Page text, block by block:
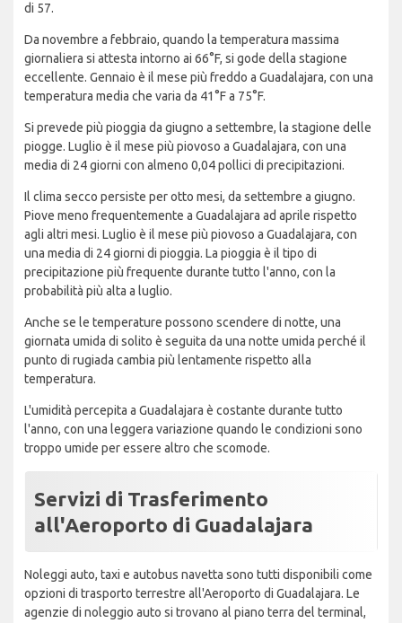
di 57.
Da novembre a febbraio, quando la temperatura massima
giornaliera si attesta intorno ai 66°F, si gode della stagione
eccellente. Gennaio è il mese più freddo a Guadalajara, con una
temperatura media che varia da 41°F a 75°F.
Si prevede più pioggia da giugno a settembre, la stagione delle
piogge. Luglio è il mese più piovoso a Guadalajara, con una
media di 24 giorni con almeno 0,04 pollici di precipitazioni.
Il clima secco persiste per otto mesi, da settembre a giugno.
Piove meno frequentemente a Guadalajara ad aprile rispetto
agli altri mesi. Luglio è il mese più piovoso a Guadalajara, con
una media di 24 giorni di pioggia. La pioggia è il tipo di
precipitazione più frequente durante tutto l'anno, con la
probabilità più alta a luglio.
Anche se le temperature possono scendere di notte, una
giornata umida di solito è seguita da una notte umida perché il
punto di rugiada cambia più lentamente rispetto alla
temperatura.
L'umidità percepita a Guadalajara è costante durante tutto
l'anno, con una leggera variazione quando le condizioni sono
troppo umide per essere altro che scomode.
Servizi di Trasferimento
all'Aeroporto di Guadalajara
Noleggi auto, taxi e autobus navetta sono tutti disponibili come
opzioni di trasporto terrestre all'Aeroporto di Guadalajara. Le
agenzie di noleggio auto si trovano al piano terra del terminal,